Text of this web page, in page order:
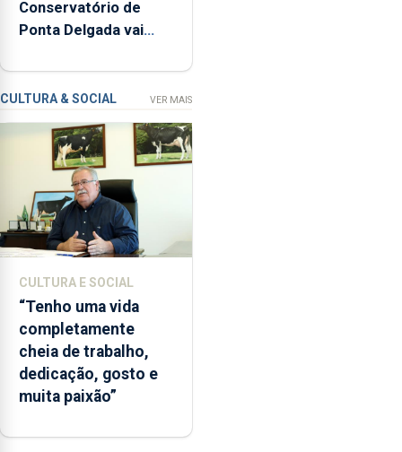
inspeções
relacionadas
a
apanha
ilegal
lapas
2022
e
2026.
ilha
das
Flores
apresenta
um
“decréscimo
da
Conservatório de
Ponta Delgada vai
instrumentos
CULTURA & SOCIAL VER MAIS
CULTURA E SOCIAL
“Tenho uma vida
completamente
cheia de trabalho,
dedicação, gosto e
muita paixão”